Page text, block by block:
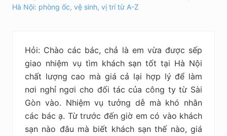
an
nghiệm,
kiệm
Hà Nội: phòng ốc, vệ sinh, vị trí từ A-Z
Hỏi: Chào các bác, chả là em vừa được sếp
giao nhiệm vụ tìm khách sạn tốt tại Hà Nội
chất lượng cao mà giá cả lại hợp lý để làm
nơi nghỉ ngơi cho đối tác của công ty từ Sài
Gòn vào. Nhiệm vụ tưởng dễ mà khó nhằn
các bác ạ. Từ trước đến giờ em có vào khách
sạn nào đâu mà biết khách sạn thế nào, giá